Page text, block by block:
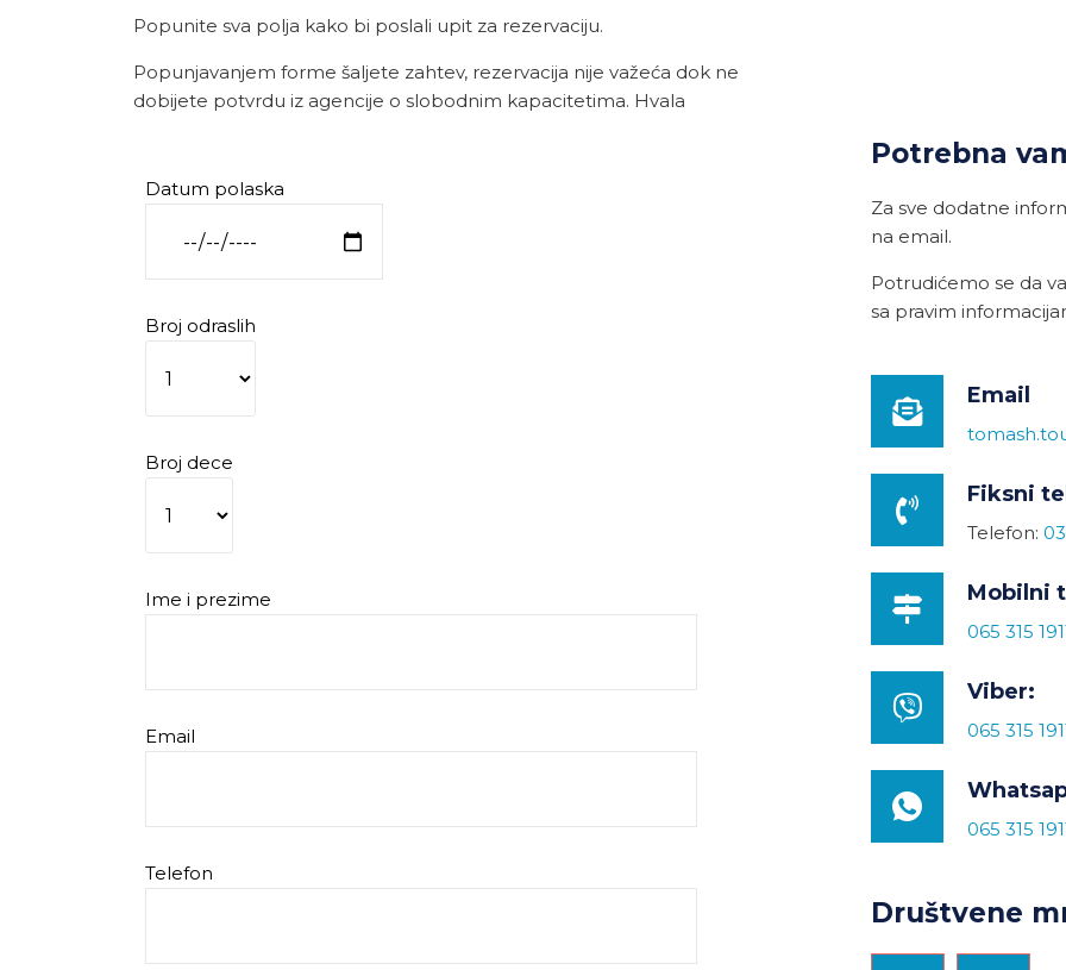
Popunite sva polja kako bi poslali upit za rezervaciju.
Popunjavanjem forme šaljete zahtev, rezervacija nije važeća dok ne
dobijete potvrdu iz agencije o slobodnim kapacitetima. Hvala
Datum polaska
Broj odraslih
Broj dece
Ime i prezime
Email
Telefon
Potrebna
Za sve dodatne
na email.
Potrudićemo se da
sa pravim
Email
Fiksni
Telefon:
Mobilni
065 315
Viber:
065 315
065 315
Društvene